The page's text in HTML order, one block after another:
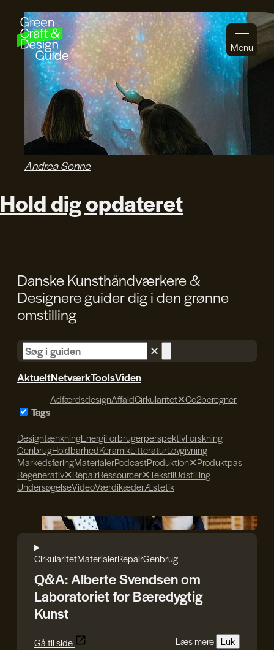
Gå til indhold
Menu
Andrea Sonne
Hold dig opdateret
Danske Kunsthåndværkere &
Designere guider dig i dengrønne
omstilling
✕
AktueltNetværkToolsViden
Tags
AdfærdsdesignAffaldCirkularitet✕Co2beregner
DesigntænkningEnergiForbrugerperspektivForskning
GenbrugHoldbarhedKeramikLitteraturLovgivning
MarkedsføringMaterialerPodcastProduktion✕Produktpas
Regenerativ✕RepairRessourcer✕TekstilUdstilling
UndersøgelseVideoVærdikæderÆstetik
Søren Svendsen
CirkularitetMaterialerRepairGenbrug
Q&A: Alberte Svendsen om
Laboratoriet for Bæredygtig
Kunst
Gå til side Læs mere Luk